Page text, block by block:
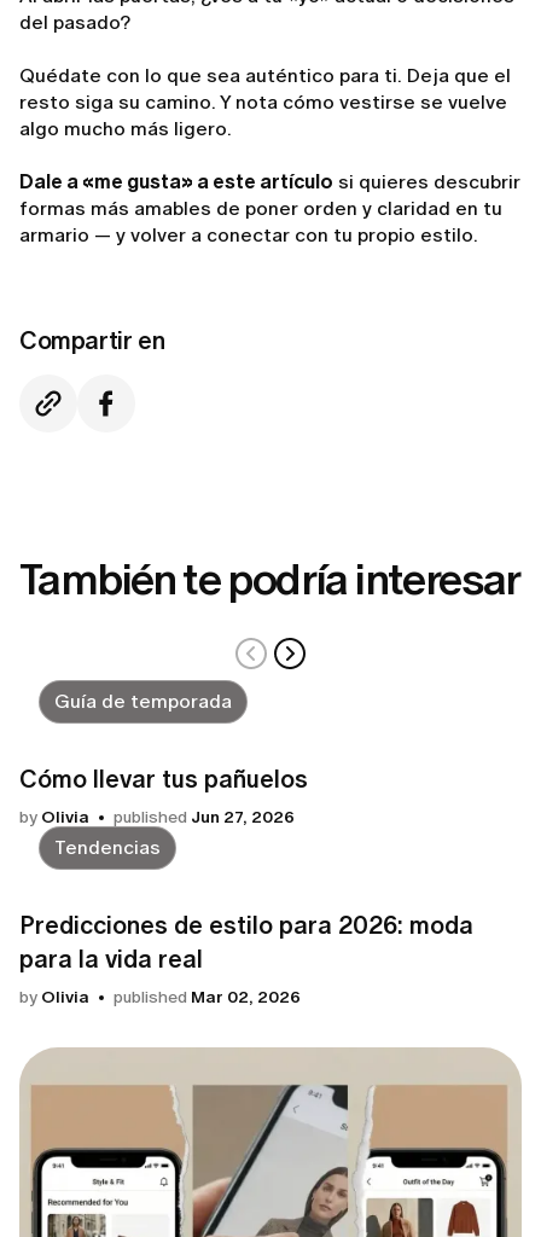
del pasado?
Quédate con lo que sea auténtico para ti. Deja que el
resto siga su camino. Y nota cómo vestirse se vuelve
algo mucho más ligero.
Dale a «me gusta» a este artículo si quieres descubrir
formas más amables de poner orden y claridad en tu
armario — y volver a conectar con tu propio estilo.
Compartir en
También te podría interesar
Guía de temporada
Cómo llevar tus pañuelos
by Olivia published Jun 27, 2026
Tendencias
Predicciones de estilo para 2026: moda
para la vida real
by Olivia published Mar 02, 2026